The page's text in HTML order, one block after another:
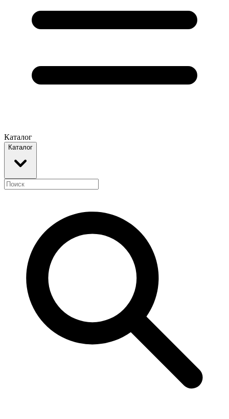
Каталог
Каталог